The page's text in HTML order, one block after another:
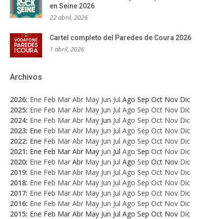
en Seine 2026
22 abril, 2026
Cartel completo del Paredes de Coura 2026
1 abril, 2026
Archivos
2026: Ene Feb Mar Abr May Jun Jul Ago Sep Oct Nov Dic
2025: Ene Feb Mar Abr May Jun Jul Ago Sep Oct Nov Dic
2024: Ene Feb Mar Abr May Jun Jul Ago Sep Oct Nov Dic
2023: Ene Feb Mar Abr May Jun Jul Ago Sep Oct Nov Dic
2022: Ene Feb Mar Abr May Jun Jul Ago Sep Oct Nov Dic
2021: Ene Feb Mar Abr May Jun Jul Ago Sep Oct Nov Dic
2020: Ene Feb Mar Abr May Jun Jul Ago Sep Oct Nov Dic
2019: Ene Feb Mar Abr May Jun Jul Ago Sep Oct Nov Dic
2018: Ene Feb Mar Abr May Jun Jul Ago Sep Oct Nov Dic
2017: Ene Feb Mar Abr May Jun Jul Ago Sep Oct Nov Dic
2016: Ene Feb Mar Abr May Jun Jul Ago Sep Oct Nov Dic
2015: Ene Feb Mar Abr May Jun Jul Ago Sep Oct Nov Dic